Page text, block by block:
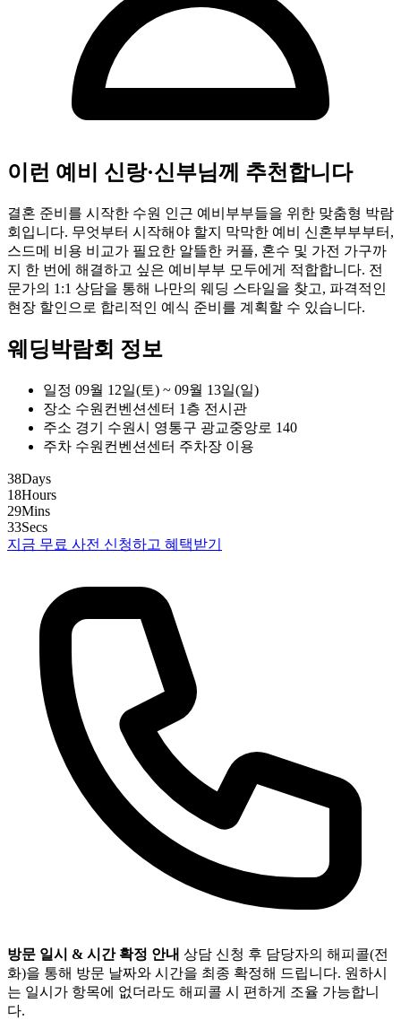
이런 예비 신랑·신부님께 추천합니다
결혼 준비를 시작한 수원 인근 예비부부들을 위한 맞춤형 박람
회입니다. 무엇부터 시작해야 할지 막막한 예비 신혼부부부터,
스드메 비용 비교가 필요한 알뜰한 커플, 혼수 및 가전 가구까
지 한 번에 해결하고 싶은 예비부부 모두에게 적합합니다. 전
문가의 1:1 상담을 통해 나만의 웨딩 스타일을 찾고, 파격적인
현장 할인으로 합리적인 예식 준비를 계획할 수 있습니다.
웨딩박람회 정보
일정 09월 12일(토) ~ 09월 13일(일)
장소 수원컨벤션센터 1층 전시관
주소 경기 수원시 영통구 광교중앙로 140
주차 수원컨벤션센터 주차장 이용
38Days
18Hours
29Mins
32Secs
지금 무료 사전 신청하고 혜택받기
방문 일시 & 시간 확정 안내 상담 신청 후 담당자의 해피콜(전
화)을 통해 방문 날짜와 시간을 최종 확정해 드립니다. 원하시
는 일시가 항목에 없더라도 해피콜 시 편하게 조율 가능합니
다.